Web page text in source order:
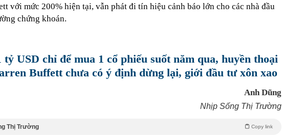
với mức 200% hiện tại, vẫn phát đi tín hiệu cảnh báo lớn cho các nhà đầu
chứng khoán.
tỷ USD chỉ để mua 1 cổ phiếu suốt năm qua, huyền thoại
Buffett chưa có ý định dừng lại, giới đầu tư xôn xao
Anh Dũng
Nhịp Sống Thị Trường
Thị Trường Copy link